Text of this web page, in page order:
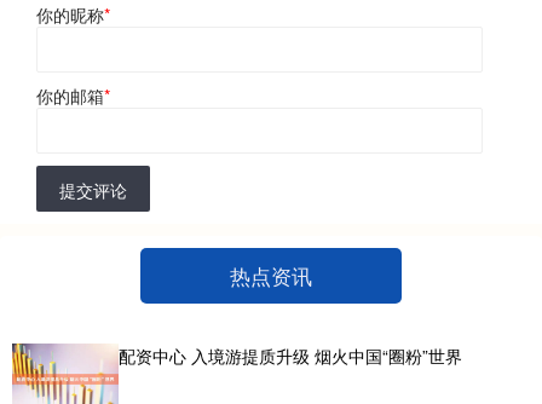
你的昵称*
你的邮箱*
提交评论
热点资讯
配资中心 入境游提质升级 烟火中国“圈粉”世界